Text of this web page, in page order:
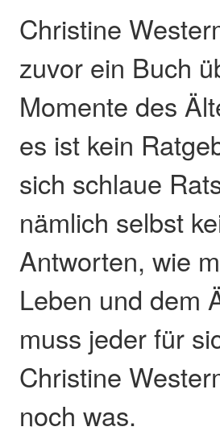
Christine
zuvor ein Buch
Momente des
es ist kein
sich schlaue
nämlich selbst
Antworten, wie
Leben und dem
muss jeder für
Christine
noch was.